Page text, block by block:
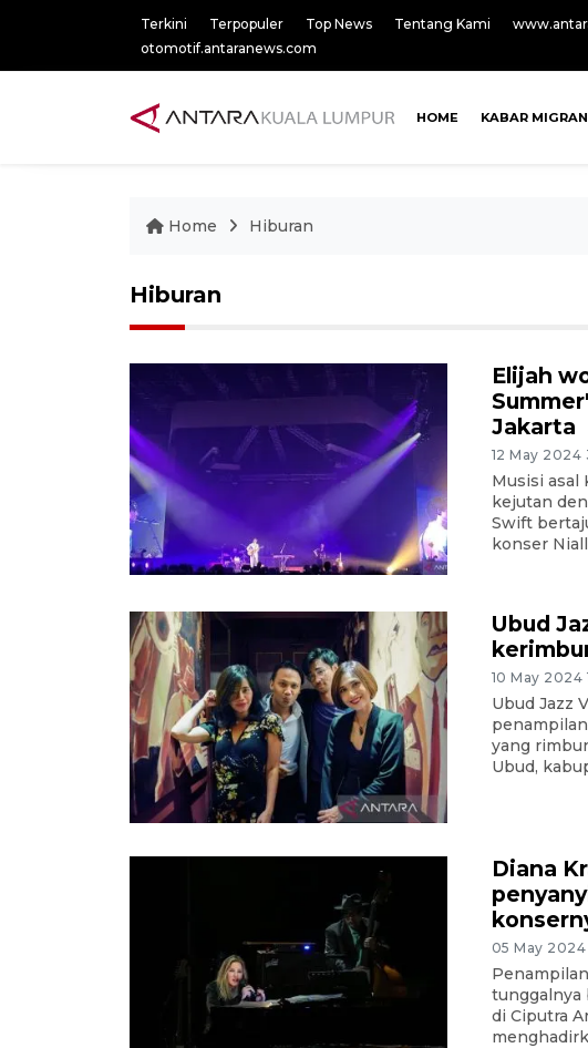
Terkini Terpopuler Top News Tentang Kami
otomotif.antaranews.com
HOME KABAR MIGRAN
Home Hiburan
Hiburan
Elijah
Jakarta
12 May 2024
Musisi asal
kejutan
Swift
konser
Ubud
10 May 2024
Ubud Jazz
yang
Ubud,
Diana
05 May
tunggalnya
di Ciputra